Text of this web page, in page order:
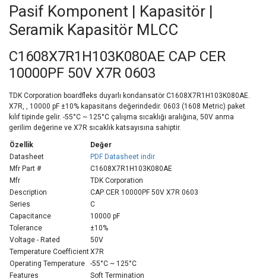
Pasif Komponent | Kapasitör |
Seramik Kapasitör MLCC
C1608X7R1H103K080AE CAP CER
10000PF 50V X7R 0603
TDK Corporation boardfleks duyarlı kondansatör C1608X7R1H103K080AE.
X7R, , 10000 pF ±10% kapasitans değerindedir. 0603 (1608 Metric) paket
kılıf tipinde gelir. -55°C ~ 125°C çalışma sıcaklığı aralığına, 50V anma
gerilim değerine ve X7R sıcaklık katsayısına sahiptir.
Özellik
Değer
Datasheet
PDF Datasheet indir
Mfr Part #
C1608X7R1H103K080AE
Mfr
TDK Corporation
Description
CAP CER 10000PF 50V X7R 0603
Series
C
Capacitance
10000 pF
Tolerance
±10%
Voltage - Rated
50V
Temperature CoefficientX7R
Operating Temperature
-55°C ~ 125°C
Features
Soft Termination